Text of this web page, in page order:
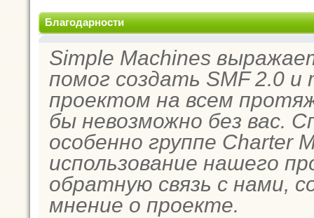
Благодарности
Simple Machines
помог создать SMF 2.0
проектом на всем
бы невозможно без вас.
особенно группе Charter
использование нашего
обратную связь с нами,
мнение о проекте.